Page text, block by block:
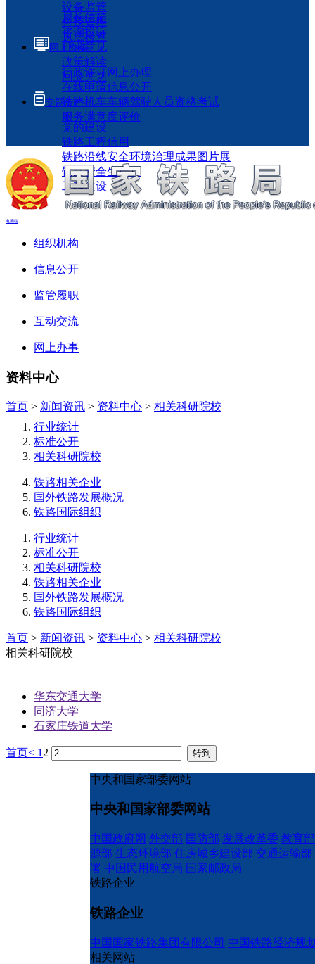
设备监管
科技管理
执法检查
局长信箱
咨询投诉
征求意见
政策解读
回应关切
网上办事
行政许可网上办理
在线申请信息公开
铁路机车车辆驾驶人员资格考试
服务满意度评价
专题专栏
党的建设
铁路工程信用
铁路沿线安全环境治理成果图片展
铁路安全生产月
工程建设
电脑端
组织机构
信息公开
监管履职
互动交流
网上办事
资料中心
首页 > 新闻资讯 > 资料中心 > 相关科研院校
行业统计
标准公开
相关科研院校
铁路相关企业
国外铁路发展概况
铁路国际组织
行业统计
标准公开
相关科研院校
铁路相关企业
国外铁路发展概况
铁路国际组织
首页 > 新闻资讯 > 资料中心 > 相关科研院校
相关科研院校
华东交通大学
同济大学
石家庄铁道大学
首页< 1 2
中央和国家部委网站
中央和国家部委网站
中国政府网 外交部 国防部 发展改革委 教育部
源部 生态环境部 住房城乡建设部 交通运输部
署 中国民用航空局 国家邮政局
铁路企业
铁路企业
中国国家铁路集团有限公司 中国铁路经济规
相关网站